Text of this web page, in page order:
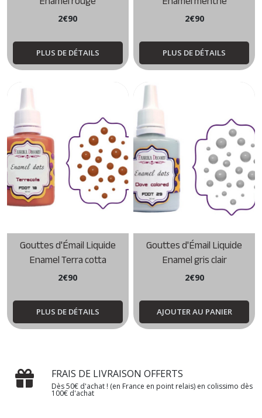
2€90
PLUS DE DÉTAILS
2€90
PLUS DE DÉTAILS
Gouttes d'Émail Liquide
Enamel Terra cotta
2€90
PLUS DE DÉTAILS
Gouttes d'Émail Liquide
Enamel gris clair
2€90
AJOUTER AU PANIER
FRAIS DE LIVRAISON OFFERTS
Dès 50€ d'achat ! (en France en point relais) en colissimo dès
100€ d'achat